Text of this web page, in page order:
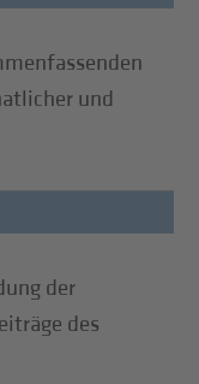
und
der
des